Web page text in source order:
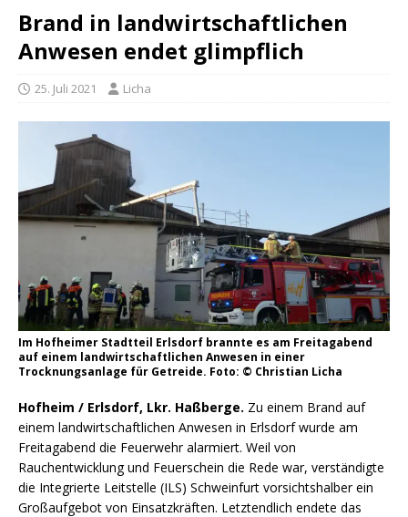
Brand in landwirtschaftlichen
Anwesen endet glimpflich
25. Juli 2021 Licha
Im Hofheimer Stadtteil Erlsdorf brannte es am Freitagabend
auf einem landwirtschaftlichen Anwesen in einer
Trocknungsanlage für Getreide. Foto: © Christian Licha
Hofheim / Erlsdorf, Lkr. Haßberge. Zu einem Brand auf
einem landwirtschaftlichen Anwesen in Erlsdorf wurde am
Freitagabend die Feuerwehr alarmiert. Weil von
Rauchentwicklung und Feuerschein die Rede war, verständigte
die Integrierte Leitstelle (ILS) Schweinfurt vorsichtshalber ein
Großaufgebot von Einsatzkräften. Letztendlich endete das